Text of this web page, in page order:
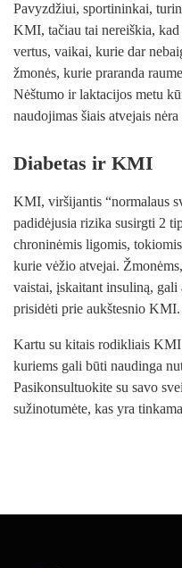
Pavyzdžiui, sportininkai,
KMI, tačiau tai nereiškia,
vertus, vaikai, kurie dar
žmonės, kurie praranda
Nėštumo ir laktacijos metu
naudojimas šiais atvejais nėra
Diabetas ir KMI
KMI, viršijantis “normalaus
padidėjusia rizika susirgti 2
chroninėmis ligomis,
kurie vėžio atvejai.
vaistai, įskaitant insuliną,
prisidėti prie aukštesnio KMI.
Kartu su kitais rodikliais KMI
kuriems gali būti naudinga
Pasikonsultuokite su savo
sužinotumėte, kas yra